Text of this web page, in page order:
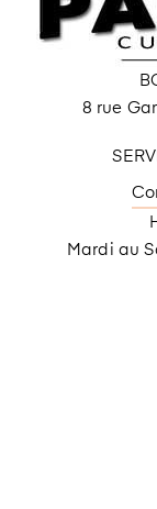
8 rue
Mardi au